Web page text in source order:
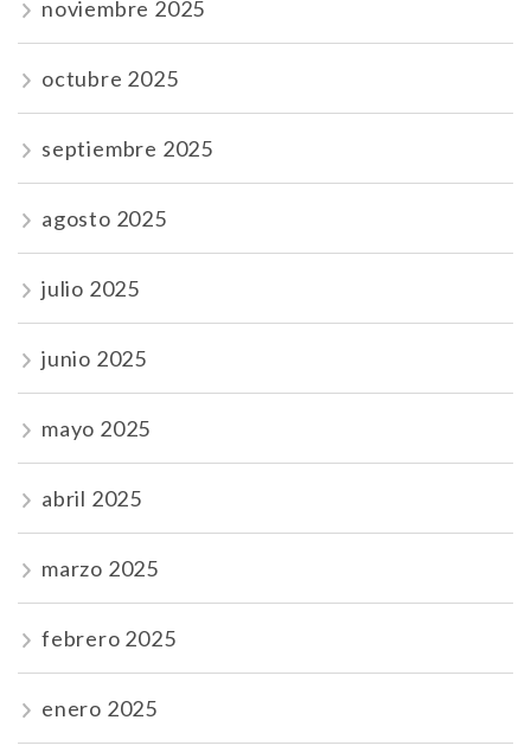
noviembre 2025
octubre 2025
septiembre 2025
agosto 2025
julio 2025
junio 2025
mayo 2025
abril 2025
marzo 2025
febrero 2025
enero 2025